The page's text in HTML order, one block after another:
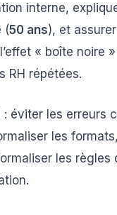
interne,
(50 ans), et
« boîte noire
RH répétées.
: éviter les erreurs
les
les règles